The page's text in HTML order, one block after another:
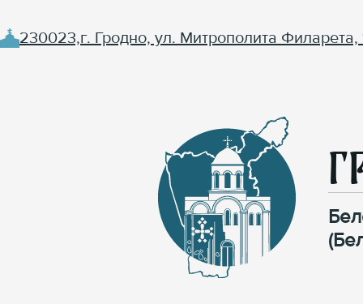
230023,г. Гродно, ул. Митрополита Филарета,